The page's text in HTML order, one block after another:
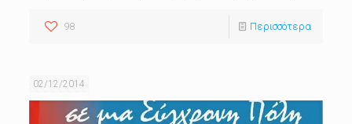
98 Περισσότερα
02/12/2014